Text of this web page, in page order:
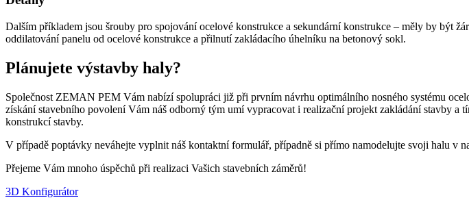
Dalším příkladem jsou šrouby pro spojování ocelové konstrukce a sekundární konstrukce – měly by být
oddilatování panelu od ocelové konstrukce a přilnutí zakládacího úhelníku na betonový sokl.
Plánujete výstavby haly?
Společnost ZEMAN PEM Vám nabízí spolupráci již při prvním návrhu optimálního nosného systému
získání stavebního povolení Vám náš odborný tým umí vypracovat i realizační projekt zakládání stavby
konstrukcí stavby.
V případě poptávky neváhejte vyplnit náš kontaktní formulář, případně si přímo namodelujte svoji halu v
Přejeme Vám mnoho úspěchů při realizaci Vašich stavebních záměrů!
3D Konfigurátor